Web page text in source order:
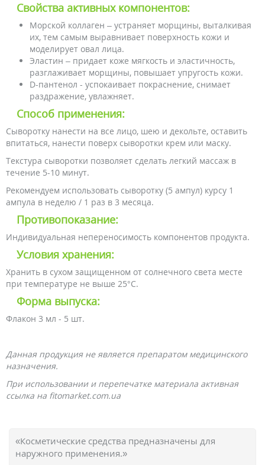
Свойства активных компонентов:
Морской коллаген – устраняет морщины, выталкивая
их, тем самым выравнивает поверхность кожи и
моделирует овал лица.
Эластин – придает коже мягкость и эластичность,
разглаживает морщины, повышает упругость кожи.
D-пантенол - успокаивает покраснение, снимает
раздражение, увлажняет.
Способ применения:
Сыворотку нанести на все лицо, шею и декольте, оставить
впитаться, нанести поверх сыворотки крем или маску.
Текстура сыворотки позволяет сделать легкий массаж в
течение 5-10 минут.
Рекомендуем использовать сыворотку (5 ампул) курсу 1
ампула в неделю / 1 раз в 3 месяца.
Противопоказание:
Индивидуальная непереносимость компонентов продукта.
Условия хранения:
Хранить в сухом защищенном от солнечного света месте
при температуре не выше 25°С.
Форма выпуска:
Флакон 3 мл - 5 шт.
Данная продукция не является препаратом медицинского
назначения.
При использовании и перепечатке материала активная
ссылка на fitomarket.com.ua
«Косметические средства предназначены для
наружного применения.»